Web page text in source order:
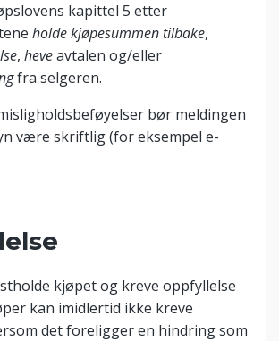
kapittel 5 etter
holde kjøpesummen tilbake,
, heveavtalen og/eller
fra selgeren.
bør meldingen
være skriftlig (for eksempel e-
kjøpet og kreve oppfyllelse
kan imidlertid ikke kreve
det foreligger en hindring som